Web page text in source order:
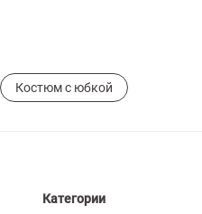
Костюм с юбкой
Категории